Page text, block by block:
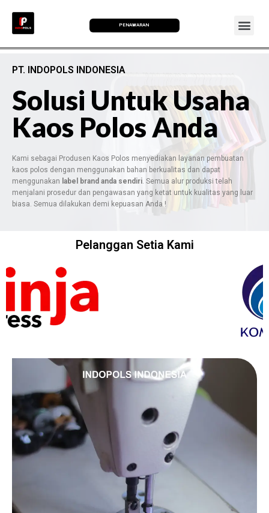
PENAWARAN
PT. INDOPOLS INDONESIA
Solusi Untuk Usaha
Kaos Polos Anda
Kami sebagai Produsen Kaos Polos menyediakan layanan pembuatan
kaos polos dengan menggunakan bahan berkualitas dan dapat
menggunakan label brand anda sendiri . Semua alur produksi telah
menjalani prosedur dan pengawasan yang ketat untuk kualitas yang luar
biasa. Semua dilakukan demi kepuasan Anda !
Pelanggan Setia Kami